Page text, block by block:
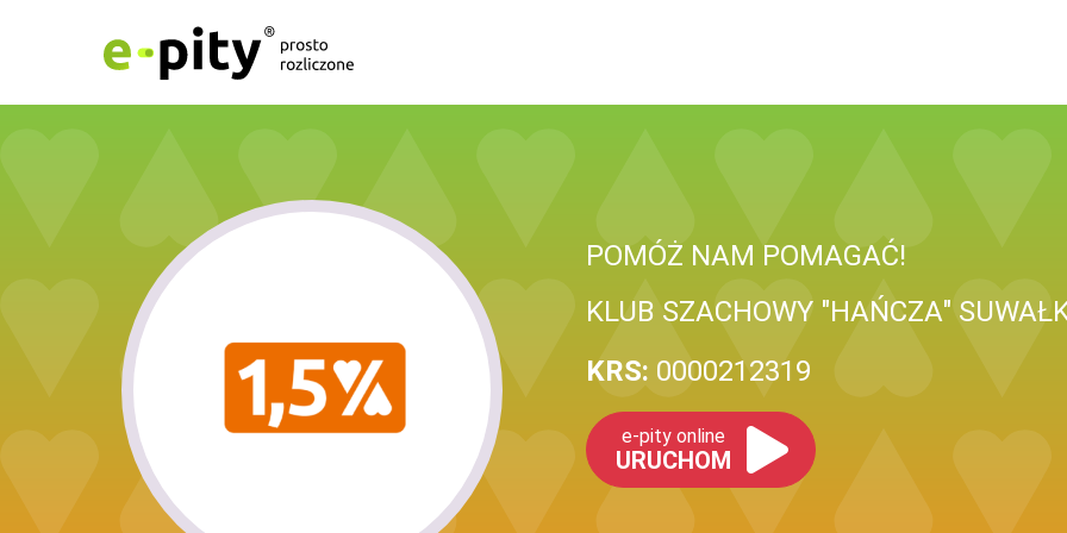
POMÓŻ NAM POMAGAĆ!
KLUB SZACHOWY "HAŃCZA"
KRS: 0000212319
e-pity online
URUCHOM